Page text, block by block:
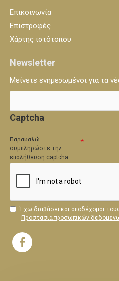
Επικοινωνία
Επιστροφές
Χάρτης ιστότοπου
Newsletter
Μείνετε ενημερωμένοι για τα
Captcha
Παρακαλώ
συμπληρώστε την
επαλήθευση captcha
Έχω διαβάσει και αποδέχομαι τους
Προστασία προσωπικών